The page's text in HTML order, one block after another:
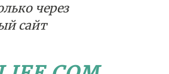
через
сайт